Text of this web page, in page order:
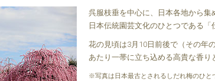
呉服枝垂を中心に、日本各地から集
日本伝統園芸文化のひとつである「
花の見頃は3月10日前後で（その年
あたり一帯に立ち込める高貴な香り
※写真は日本最古とされるしだれ梅のひと